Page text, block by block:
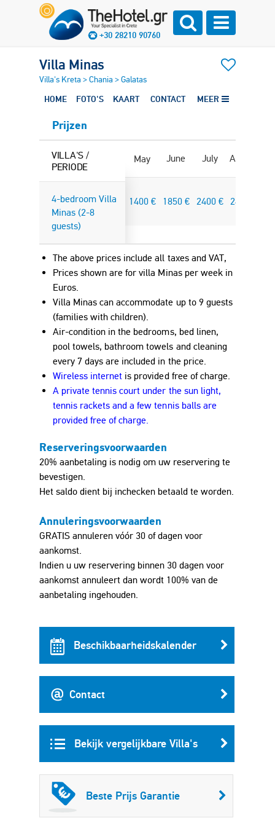
+30 28210 90760
Villa Minas
Villa's Kreta >Chania >Galatas
HOME FOTO'S KAART CONTACT MEER
Prijzen
VILLA'S /
PERIODE
4-bedroom Villa
Minas (2-8
guests)
May June July August
1400 € 1850 € 2400 € 2400
The above prices include all taxes and VAT,
Prices shown are for villa Minas per week in
Euros.
Villa Minas can accommodate up to 9 guests
(families with children).
Air-condition in the bedrooms, bed linen,
pool towels, bathroom towels and cleaning
every 7 days are included in the price.
Wireless internet is provided free of charge.
A private tennis court under the sun light,
tennis rackets and a few tennis balls are
provided free of charge.
Reserveringsvoorwaarden
20% aanbetaling is nodig om uw reservering te
bevestigen.
Het saldo dient bij inchecken betaald te worden.
Annuleringsvoorwaarden
GRATIS annuleren vóór 30 of dagen voor
aankomst.
Indien u uw reservering binnen 30 dagen voor
aankomst annuleert dan wordt 100% van de
aanbetaling ingehouden.
Beschikbaarheidskalender
Contact
Bekijk vergelijkbare Villa's
Beste Prijs Garantie